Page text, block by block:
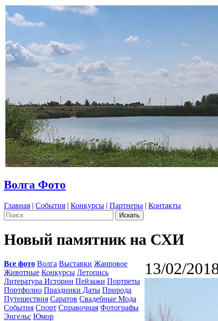
Волга Фото
Главная | События | Конкурсы | Партнеры | Контакты
Новый памятник на СХИ
Все фото Волга Выставки Жанровое
Животные Конкурсы Летопись
Литература Истории Пейзажи Портреты
Портфолио Праздники Даты Природа
Путешествия Саратов Свадебные Мода
События Спорт Справочная Фотографы
Энгельс Юмор
13/02/